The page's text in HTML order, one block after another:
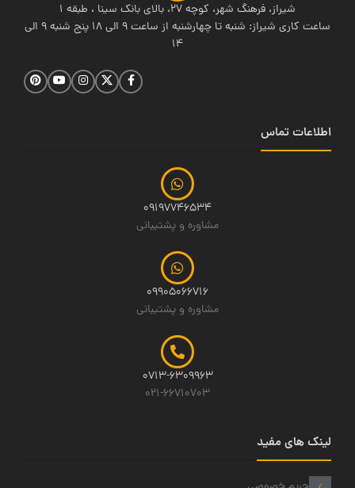
شیراز، فرهنگ شهر، کوچه 27، بالای بانک سینا ، طبقه 1
ساعت کاری شیراز: شنبه تا چهارشنبه از ساعت 9 الی 18 پنج شنبه 9 الی
14
اطلاعات تماس
09197746534
مشاوره و پشتیبانی
09905066716
مشاوره و پشتیبانی
0713-6309963
021-66710703
لینک های مفید